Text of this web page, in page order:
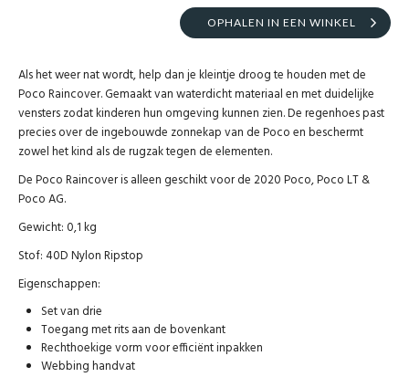
OPHALEN IN EEN WINKEL
Als het weer nat wordt, help dan je kleintje droog te houden met de
Poco Raincover. Gemaakt van waterdicht materiaal en met duidelijke
vensters zodat kinderen hun omgeving kunnen zien. De regenhoes past
precies over de ingebouwde zonnekap van de Poco en beschermt
zowel het kind als de rugzak tegen de elementen.
De Poco Raincover is alleen geschikt voor de 2020 Poco, Poco LT &
Poco AG.
Gewicht: 0,1 kg
Stof: 40D Nylon Ripstop
Eigenschappen:
Set van drie
Toegang met rits aan de bovenkant
Rechthoekige vorm voor efficiënt inpakken
Webbing handvat